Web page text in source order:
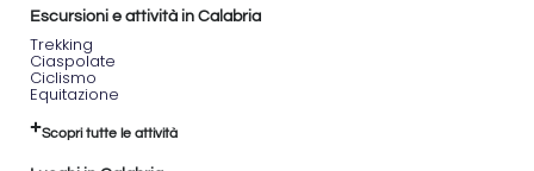
Escursioni e attività in Calabria
Trekking
Ciaspolate
Ciclismo
Equitazione
Scopri tutte le attività